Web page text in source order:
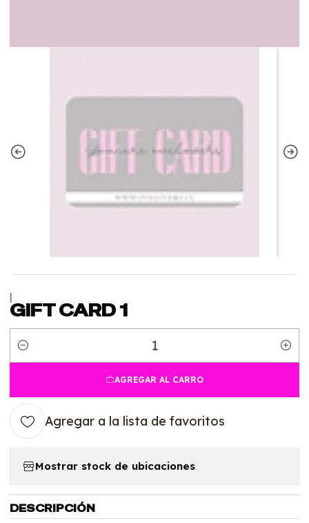
|
GIFT CARD 1
Cantidad
AGREGAR AL CARRO
Agregar a la lista de favoritos
Mostrar stock de ubicaciones
DESCRIPCIÓN